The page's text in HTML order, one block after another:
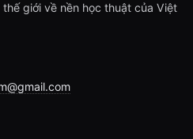
giới về nền học thuật của Việt